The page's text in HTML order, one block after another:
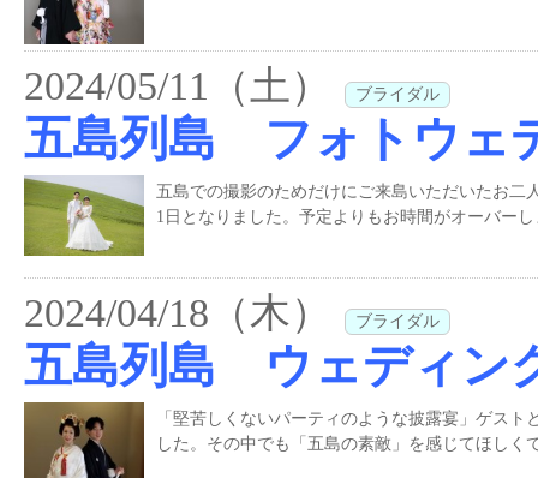
2024/05/11（土） ブライダル
五島列島 フォトウェ
五島での撮影のためだけにご来島いただいたお
1日となりました。予定よりもお時間がオーバー
2024/04/18（木） ブライダル
五島列島 ウェディン
「堅苦しくないパーティのような披露宴」ゲス
した。その中でも「五島の素敵」を感じてほし